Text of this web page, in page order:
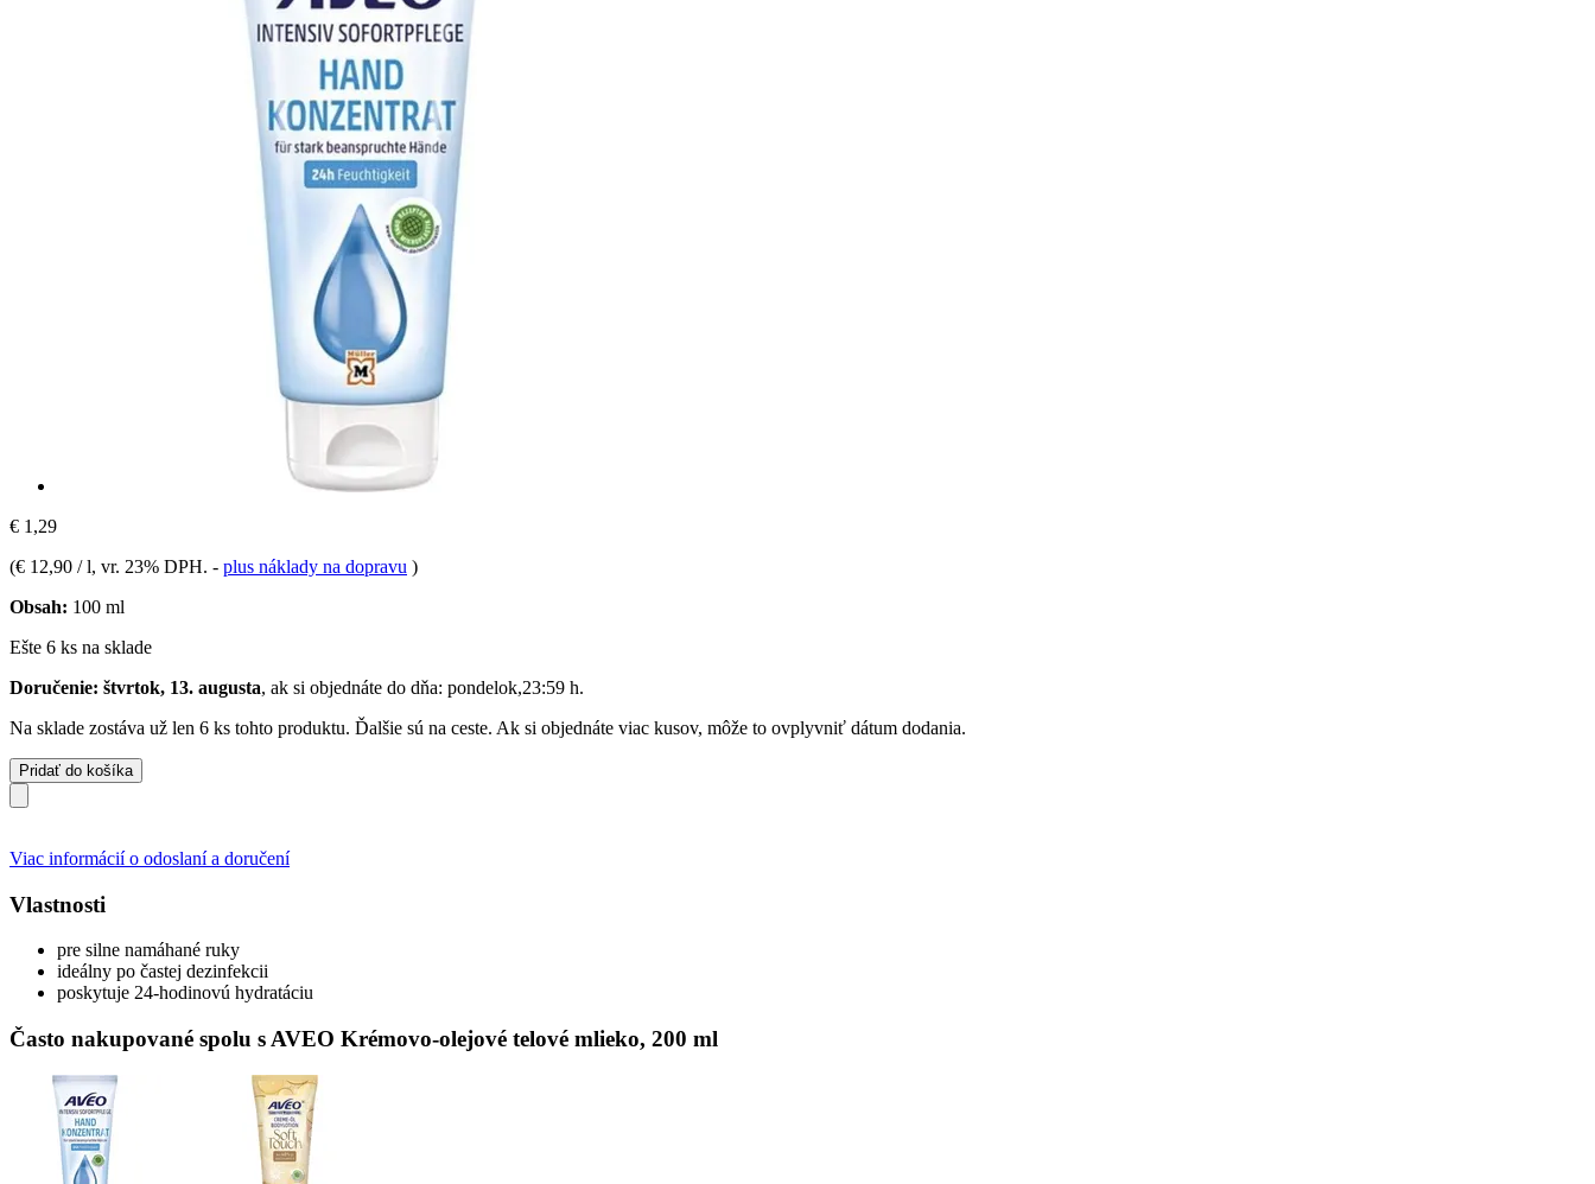
€ 1,29
(€ 12,90 / l, vr. 23% DPH. - plus náklady na dopravu )
Obsah: 100 ml
Ešte 6 ks na sklade
Doručenie: štvrtok, 13. augusta, ak si objednáte do dňa: pondelok,23:59 h.
Na sklade zostáva už len 6 ks tohto produktu. Ďalšie sú na ceste. Ak si objednáte viac kusov, môže to ovplyvniť dátum dodania.
Pridať do košíka
Viac informácií o odoslaní a doručení
Vlastnosti
pre silne namáhané ruky
ideálny po častej dezinfekcii
poskytuje 24-hodinovú hydratáciu
Často nakupované spolu s AVEO Krémovo-olejové telové mlieko, 200 ml